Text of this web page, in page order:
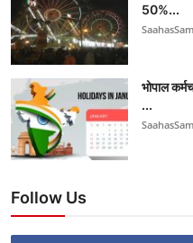
50%...
भोपाल
...
Follow Us